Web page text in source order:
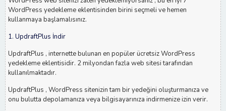
WordPress yedekleme eklentisinden birini seçmeli ve hemen
kullanmaya başlamalısınız.
1. UpdraftPlus İndir
UpdraftPlus , internette bulunan en popüler ücretsiz WordPress
yedekleme eklentisidir. 2 milyondan fazla web sitesi tarafından
kullanılmaktadır.
UpdraftPlus , WordPress sitenizin tam bir yedeğini oluşturmanıza ve
onu bulutta depolamanıza veya bilgisayarınıza indirmenize izin verir.